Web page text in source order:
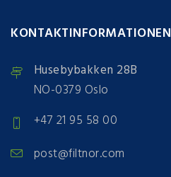
KONTAKTINFORMATIONEN
Husebybakken 28B
NO-0379 Oslo
+47 21 95 58 00
post@filtnor.com